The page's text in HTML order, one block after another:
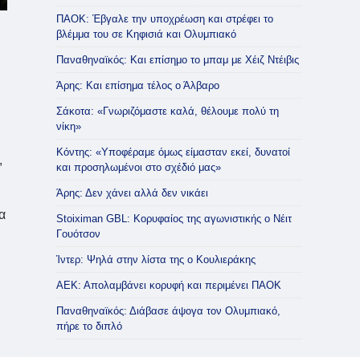
ΠΑΟΚ: Έβγαλε την υποχρέωση και στρέφει το
βλέμμα του σε Κηφισιά και Ολυμπιακό
Παναθηναϊκός: Και επίσημο το μπαμ με Χέιζ Ντέιβις
Άρης: Και επίσημα τέλος ο Άλβαρο
Σάκοτα: «Γνωριζόμαστε καλά, θέλουμε πολύ τη
νίκη»
Κόντης: «Υποφέραμε όμως είμασταν εκεί, δυνατοί
και προσηλωμένοι στο σχέδιό μας»
Άρης: Δεν χάνει αλλά δεν νικάει
Stoiximan GBL: Κορυφαίος της αγωνιστικής ο Νέιτ
Γουότσον
Ίντερ: Ψηλά στην λίστα της ο Κουλιεράκης
ΑΕΚ: Απολαμβάνει κορυφή και περιμένει ΠΑΟΚ
Παναθηναϊκός: Διάβασε άψογα τον Ολυμπιακό,
πήρε το διπλό